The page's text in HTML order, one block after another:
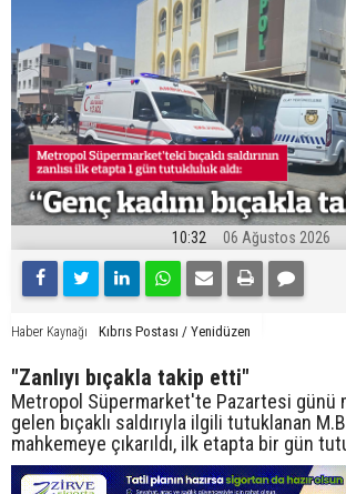
10:32 06 Ağustos 2026
Haber Kaynağı Kıbrıs Postası / Yenidüzen
"Zanlıyı bıçakla takip etti"
Metropol Süpermarket'te Pazartesi günü
gelen bıçaklı saldırıyla ilgili tutuklanan
mahkemeye çıkarıldı, ilk etapta bir gün